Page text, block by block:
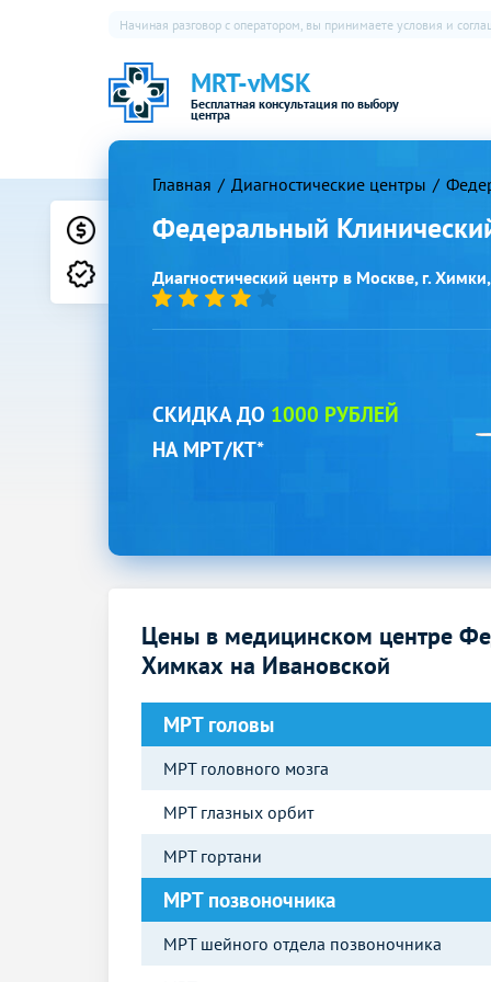
MRT-vMSK
Бесплатная консультация по выбору
центра
Начиная разговор с оператором, вы принимаете условия и
Цены
Лицензии
Главная Диагностические центры
Федеральный
Диагностический центр в Москве, г.
СКИДКА ДО 1000 РУБЛЕЙ
НА МРТ/КТ*
Цены в медицинском центре
Химках на Ивановской
МРТ головы
МРТ головного мозга
МРТ глазных орбит
МРТ гортани
МРТ позвоночника
МРТ шейного отдела позвоночника